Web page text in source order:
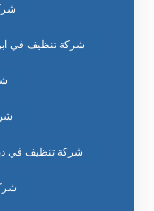
شركة تنظيف في
شركة تنظيف في